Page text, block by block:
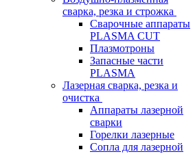
сварка, резка и строжка
Сварочные аппараты
PLASMA CUT
Плазмотроны
Запасные части
PLASMA
Лазерная сварка, резка и
очистка
Аппараты лазерной
сварки
Горелки лазерные
Сопла для лазерной